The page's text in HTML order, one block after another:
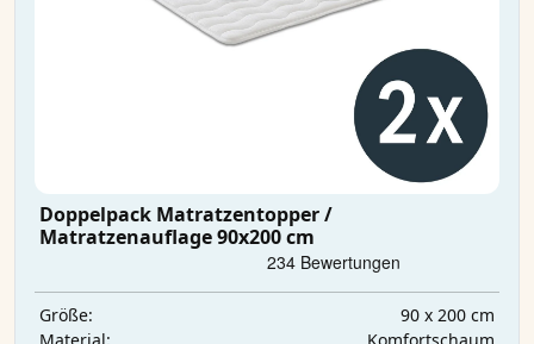
Doppelpack Matratzentopper /
Matratzenauflage 90x200 cm
Größe:
90 x 200 cm
Komfortschaum